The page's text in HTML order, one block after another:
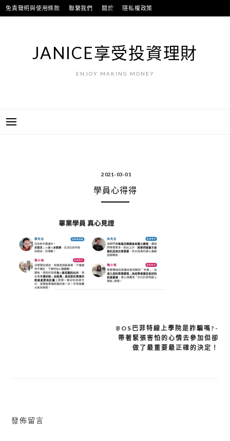
跳
至
免責聲明與使用條款 聯繫我們 關於 隱私權政策
JANICE享受投資理財
ENJOY MAKING MONEY
2021-03-01
學員心得得
BOS巴菲特線上學院是詐騙嗎?-
帶著緊張害怕的心情去參加但卻
做了最重要最正確的決定！
發佈留言